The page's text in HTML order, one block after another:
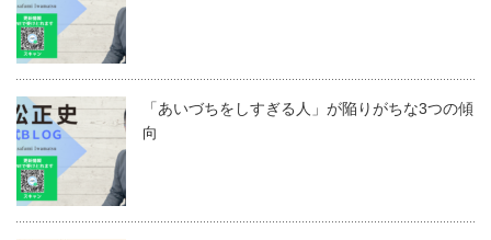
「あいづちをしすぎる人」が陥りがちな3つの傾
向